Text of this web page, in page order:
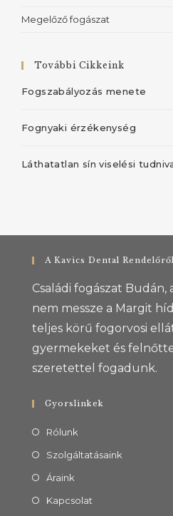
Megelőző fogászat
További Cikkeink
Fogszabályozás menete
Fognyaki érzékenység
Láthatatlan sín viselési
A Kavics Dental Rendelőről
Családi fogászat
nem messze a Margit
teljes körű fogorvosi
gyermekeket és
szeretettel fogadunk.
Gyorslinkek
Rólunk
Szolgáltatásaink
Áraink
Kapcsolat